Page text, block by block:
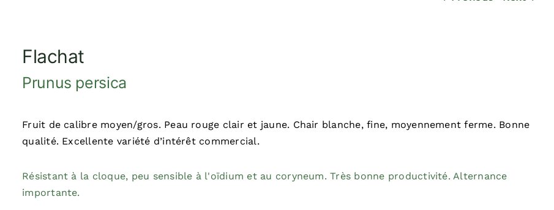
Flachat
Prunus persica
Fruit de calibre moyen/gros. Peau rouge clair et jaune. Chair blanche, fine, moyennement ferme. Bonne
qualité. Excellente variété d’intérêt commercial.
Résistant à la cloque, peu sensible à l'oïdium et au coryneum. Très bonne productivité. Alternance
importante.